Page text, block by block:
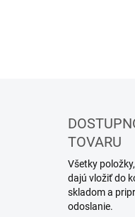
TOVARU
Všetky
dajú vložiť do
skladom a
odoslanie.